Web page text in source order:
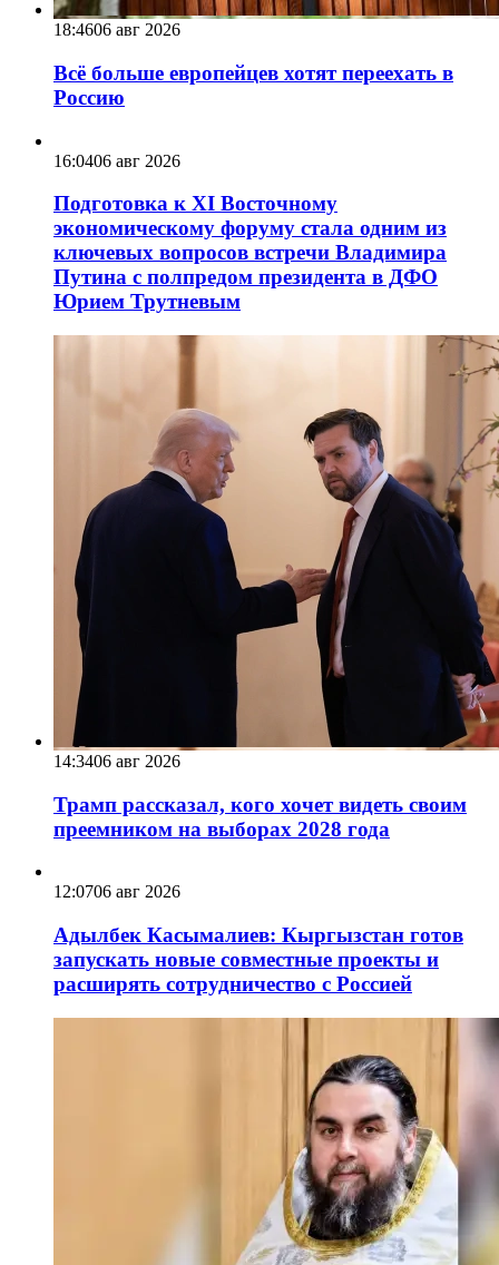
18:4606 авг 2026
Всё больше европейцев хотят переехать в
Россию
16:0406 авг 2026
Подготовка к XI Восточному
экономическому форуму стала одним из
ключевых вопросов встречи Владимира
Путина с полпредом президента в ДФО
Юрием Трутневым
14:3406 авг 2026
Трамп рассказал, кого хочет видеть своим
преемником на выборах 2028 года
12:0706 авг 2026
Адылбек Касымалиев: Кыргызстан готов
запускать новые совместные проекты и
расширять сотрудничество с Россией